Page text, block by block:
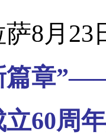
萨8月
章”——
60周